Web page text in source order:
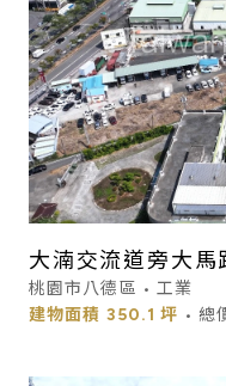
大湳交流道旁大
桃園市八德區 • 工業
建物面積 350.1 坪 • 總